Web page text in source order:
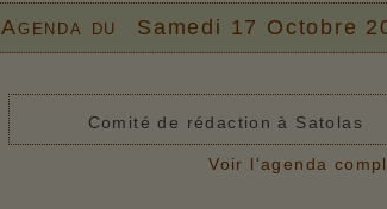
Agenda du Samedi 17 Octobre
Comité de rédaction à Satolas
Voir l'agenda